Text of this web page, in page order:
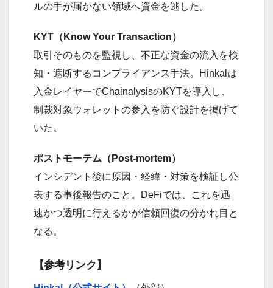
ルの手が届かない領域へ資金を逃した。
KYT（Know Your Transaction）
取引そのものを監視し、不正な資金の流入を検
知・遮断するコンプライアンス手法。Hinkalは
入金レイヤーでChainalysisのKYTを導入し、
制裁対象ウォレットの参入を防ぐ設計を掲げて
いた。
ポストモーテム（Post-mortem）
インシデント後に原因・経緯・対策を検証し公
表する事後報告のこと。DeFiでは、これを迅
速かつ透明に行えるかが信頼回復の分かれ目と
なる。
【参考リンク】